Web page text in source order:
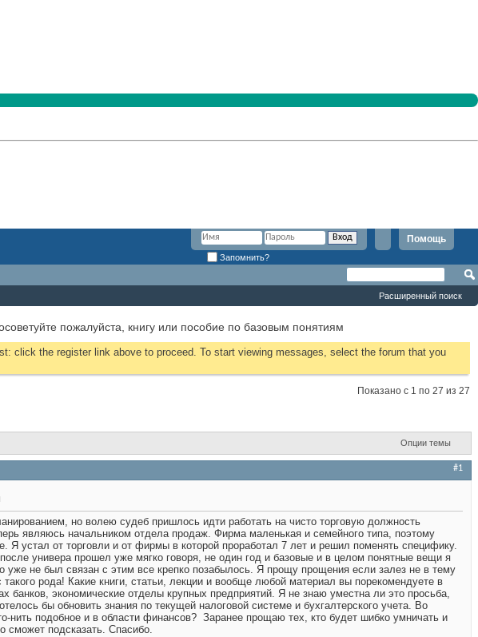
Помощь
Запомнить?
Расширенный поиск
пожалуйста, книгу или пособие по базовым понятиям
click the register link above to proceed. To start viewing messages, select the forum that you
Показано с 1 по 27 из 27
Опции темы
#1
но волею судеб пришлось идти работать на чисто торговую должность
являюсь начальником отдела продаж. Фирма маленькая и семейного типа, поэтому
устал от торговли и от фирмы в которой проработал 7 лет и решил поменять специфику.
универа прошел уже мягко говоря, не один год и базовые и в целом понятные вещи я
не был связан с этим все крепко позабылось. Я прощу прощения если залез не в тему
рода! Какие книги, статьи, лекции и вообще любой материал вы порекомендуете в
экономические отделы крупных предприятий. Я не знаю уместна ли это просьба,
бы обновить знания по текущей налоговой системе и бухгалтерского учета. Во
нить подобное и в области финансов? Заранее прощаю тех, кто будет шибко умничать и
сможет подсказать. Спасибо.